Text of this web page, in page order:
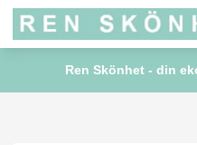
Ren Skönhet - din